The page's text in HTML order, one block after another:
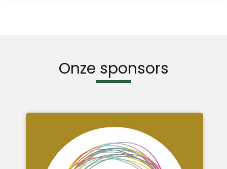
Onze sponsors